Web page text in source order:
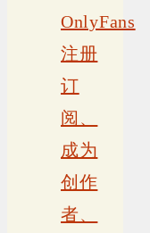
OnlyFans
注册
订
阅、
成为
创作
者、